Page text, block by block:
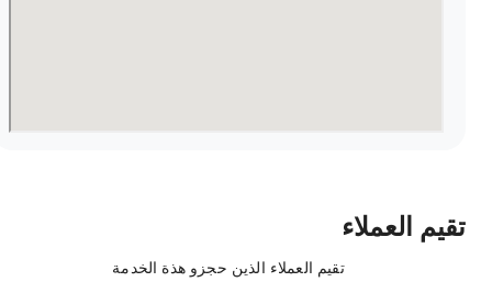
العملاء
تقيم العملاء الذين حجزو هذة الخدمة